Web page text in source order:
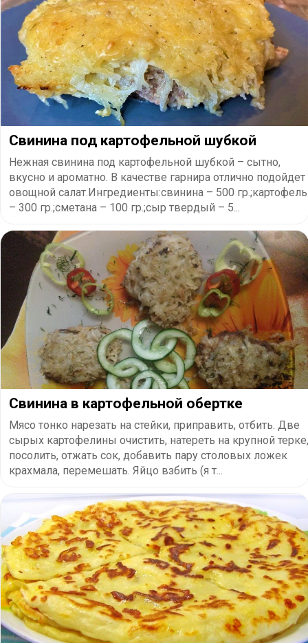
Свинина под картофельной шубкой
Нежная свинина под картофельной шубкой – сытно,
вкусно и ароматно. В качестве гарнира отлично подойдет
овощной салат.Ингредиенты:свинина – 500 гр.;картофель
– 300 гр.;сметана – 100 гр.;сыр твердый – 5...
Свинина в картофельной обертке
Мясо тонко нарезать на стейки, приправить, отбить. Две
сырых картофелины очистить, натереть на крупной терке,
посолить, отжать сок, добавить пару столовых ложек
крахмала, перемешать. Яйцо взбить (я т...